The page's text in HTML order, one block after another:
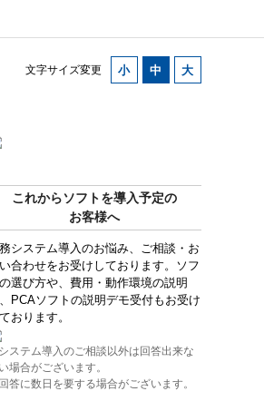
文字サイズ変更
これからソフトを導入予定の
お客様へ
システム導入のお悩み、ご相談・お
合わせをお受けしております。ソフ
の選び方や、費用・動作環境の説明
PCAソフトの説明デモ受付もお受け
おります。
ステム導入のご相談以外は回答出来な
い場合がございます。
答に数日を要する場合がございます。